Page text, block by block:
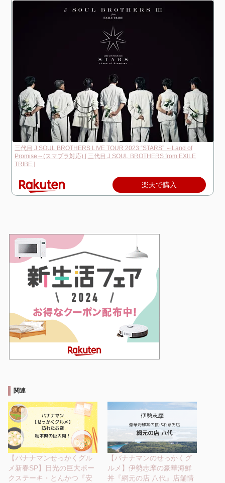
三代目 J SOUL BROTHERS LIVE TOUR 2023 “STARS” ～Land of
Promise～(スマプラ対応) [ 三代目 J SOUL BROTHERS from EXILE
TRIBE ]
楽天で購入
関連
【バナナマンせっかくグル
メ新春SP】日光の巨大ポー
クステーキ・とんかつ『安
【バナナマンのせっかくグ
ルメ】伊勢志摩の豪華海鮮
丼『網元の店 八代』店舗情